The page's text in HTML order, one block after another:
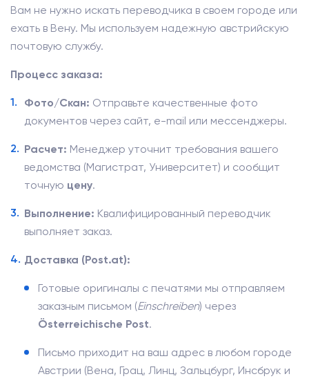
Вам не нужно искать переводчика в своем городе или
ехать в Вену. Мы используем надежную австрийскую
почтовую службу.
Процесс заказа:
Фото/Скан: Отправьте качественные фото
документов через сайт, e-mail или мессенджеры.
Расчет: Менеджер уточнит требования вашего
ведомства (Магистрат, Университет) и сообщит
точную цену.
Выполнение: Квалифицированный переводчик
выполняет заказ.
Доставка (Post.at):
Готовые оригиналы с печатями мы отправляем
заказным письмом (Einschreiben) через
Österreichische Post.
Письмо приходит на ваш адрес в любом городе
Австрии (Вена, Грац, Линц, Зальцбург, Инсбрук и